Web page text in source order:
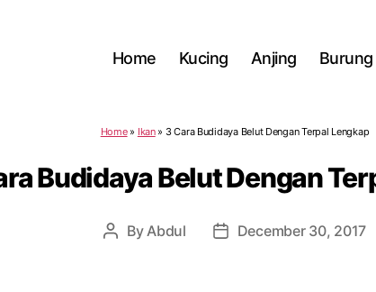
Home Kucing Anjing Burung
Home» Ikan» 3 Cara Budidaya Belut Dengan Terpal Lengkap
Budidaya Belut Dengan
Post
ByAbdul
PostDecember 30, 2017